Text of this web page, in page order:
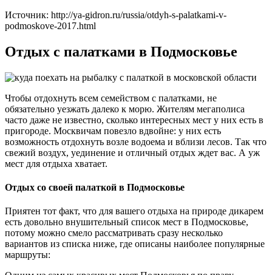
Источник: http://ya-gidron.ru/russia/otdyh-s-palatkami-v-
podmoskove-2017.html
Отдых с палатками в Подмосковье
Чтобы отдохнуть всем семейством с палатками, не
обязательно уезжать далеко к морю. Жителям мегаполиса
часто даже не известно, сколько интересных мест у них есть в
пригороде. Москвичам повезло вдвойне: у них есть
возможность отдохнуть возле водоема и вблизи лесов. Так что
свежий воздух, уединение и отличный отдых ждет вас. А уж
мест для отдыха хватает.
Отдых со своей палаткой в Подмосковье
Приятен тот факт, что для вашего отдыха на природе дикарем
есть довольно внушительный список мест в Подмосковье,
потому можно смело рассматривать сразу несколько
вариантов из списка ниже, где описаны наиболее популярные
маршруты: